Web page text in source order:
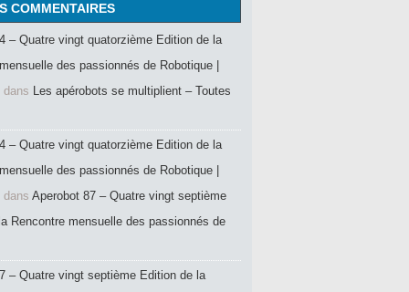
COMMENTAIRES
– Quatre vingt quatorzième Edition de la
des passionnés de Robotique |
dans Les apérobots se multiplient – Toutes
– Quatre vingt quatorzième Edition de la
des passionnés de Robotique |
dans Aperobot 87 – Quatre vingt septième
Rencontre mensuelle des passionnés de
– Quatre vingt septième Edition de la